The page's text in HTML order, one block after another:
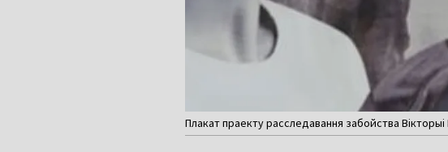
Плакат праекту расследавання забойства